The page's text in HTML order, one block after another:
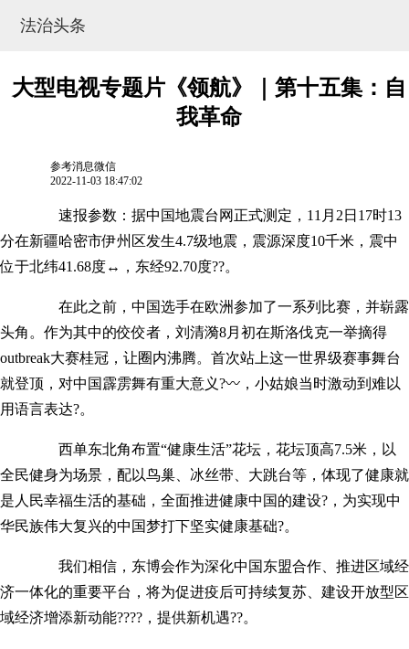
法治头条
大型电视专题片《领航》｜第十五集：自
我革命
参考消息微信
2022-11-03 18:47:02
速报参数： 据中国地震台网正式测定，11月2日17时13
分在新疆哈密市伊州区发生4.7级地震，震源深度10千米，震中
位于北纬41.68度↔，东经92.70度??。
在此之前，中国选手在欧洲参加了一系列比赛，并崭露
头角。作为其中的佼佼者，刘清漪8月初在斯洛伐克一举摘得
outbreak大赛桂冠，让圈内沸腾。首次站上这一世界级赛事舞台
就登顶，对中国霹雳舞有重大意义?〰，小姑娘当时激动到难以
用语言表达?。
西单东北角布置“健康生活”花坛，花坛顶高7.5米，以
全民健身为场景，配以鸟巢、冰丝带、大跳台等，体现了健康就
是人民幸福生活的基础，全面推进健康中国的建设?，为实现中
华民族伟大复兴的中国梦打下坚实健康基础?。
我们相信，东博会作为深化中国东盟合作、推进区域经
济一体化的重要平台，将为促进疫后可持续复苏、建设开放型区
域经济增添新动能????，提供新机遇??。